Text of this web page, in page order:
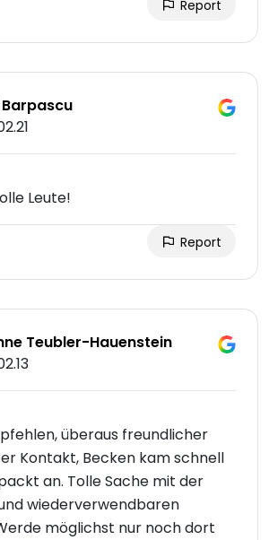
Report
Leute!
Report
Teubler-Hauenstein
überaus freundlicher
Kontakt, Becken kam schnell
an. Tolle Sache mit der
wiederverwendbaren
möglichst nur noch dort